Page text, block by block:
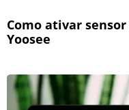
Como ativar
Yoosee